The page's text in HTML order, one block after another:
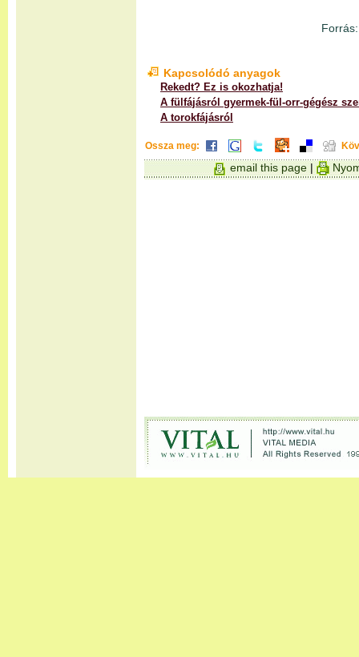
Forrás:
Kapcsolódó anyagok
Rekedt? Ez is okozhatja!
A fülfájásról gyermek-fül-orr-gégész
A torokfájásról
Ossza meg:
email this page |